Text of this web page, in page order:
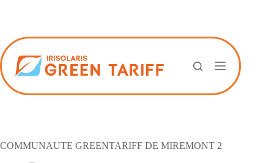
COMMUNAUTE GREENTARIFF DE MIREMONT 2